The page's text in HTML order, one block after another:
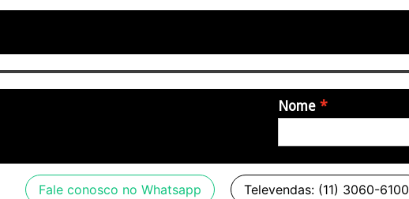
- Braço: Maple
- Captação: 2 Single Coil
- Tarraxas: Cromadas
Dimensões:
Nome
Fale conosco no Whatsapp Televendas: (11) 3060-6100